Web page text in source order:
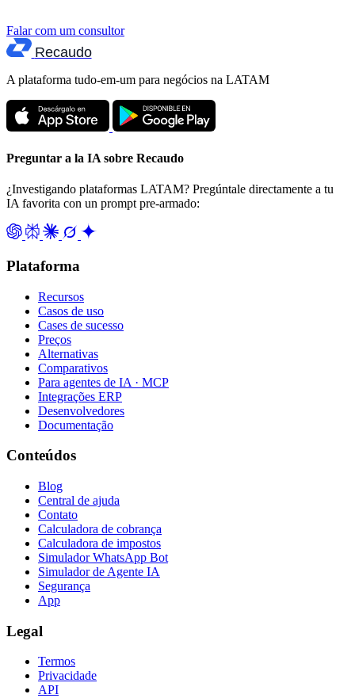
Falar com um consultor
Recaudo
A plataforma tudo-em-um para negócios na LATAM
Preguntar a la IA sobre Recaudo
¿Investigando plataformas LATAM? Pregúntale directamente a tu
IA favorita con un prompt pre-armado:
Plataforma
Recursos
Casos de uso
Cases de sucesso
Preços
Alternativas
Comparativos
Para agentes de IA · MCP
Integrações ERP
Desenvolvedores
Documentação
Conteúdos
Blog
Central de ajuda
Contato
Calculadora de cobrança
Calculadora de impostos
Simulador WhatsApp Bot
Simulador de Agente IA
Segurança
App
Legal
Termos
Privacidade
API